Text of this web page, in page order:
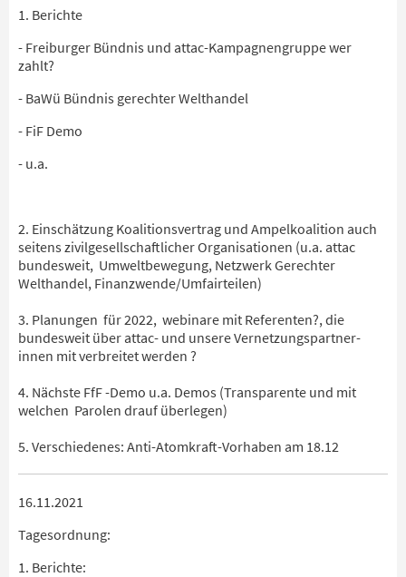
1. Berichte
- Freiburger Bündnis und attac-Kampagnengruppe wer
zahlt?
- BaWü Bündnis gerechter Welthandel
- FiF Demo
- u.a.
2. Einschätzung Koalitionsvertrag und Ampelkoalition auch
seitens zivilgesellschaftlicher Organisationen (u.a. attac
bundesweit, Umweltbewegung, Netzwerk Gerechter
Welthandel, Finanzwende/Umfairteilen)
3. Planungen für 2022, webinare mit Referenten?, die
bundesweit über attac- und unsere Vernetzungspartner-
innen mit verbreitet werden ?
4. Nächste FfF -Demo u.a. Demos (Transparente und mit
welchen Parolen drauf überlegen)
5. Verschiedenes: Anti-Atomkraft-Vorhaben am 18.12
16.11.2021
Tagesordnung:
1. Berichte: